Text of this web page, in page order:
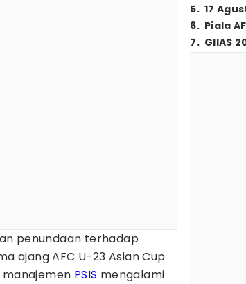
penundaan terhadap
ajang AFC U-23 Asian Cup
PSIS mengalami
5. 17
6. Piala
7. GIIAS